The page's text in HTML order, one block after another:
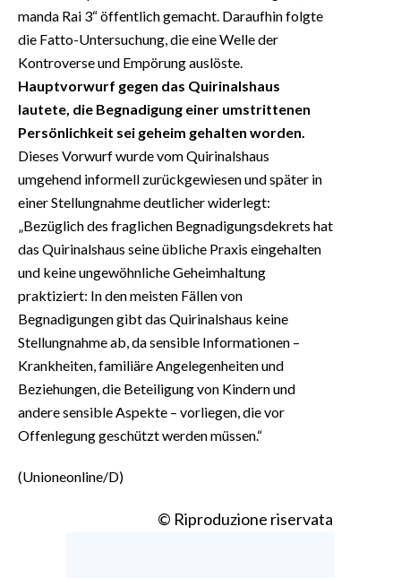
manda Rai 3“ öffentlich gemacht. Daraufhin folgte
die Fatto-Untersuchung, die eine Welle der
Kontroverse und Empörung auslöste.
Hauptvorwurf gegen das Quirinalshaus
lautete, die Begnadigung einer umstrittenen
Persönlichkeit sei geheim gehalten worden.
Dieses Vorwurf wurde vom Quirinalshaus
umgehend informell zurückgewiesen und später in
einer Stellungnahme deutlicher widerlegt:
„Bezüglich des fraglichen Begnadigungsdekrets hat
das Quirinalshaus seine übliche Praxis eingehalten
und keine ungewöhnliche Geheimhaltung
praktiziert: In den meisten Fällen von
Begnadigungen gibt das Quirinalshaus keine
Stellungnahme ab, da sensible Informationen –
Krankheiten, familiäre Angelegenheiten und
Beziehungen, die Beteiligung von Kindern und
andere sensible Aspekte – vorliegen, die vor
Offenlegung geschützt werden müssen.“
(Unioneonline/D)
© Riproduzione riservata